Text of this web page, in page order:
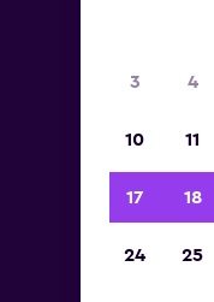
3 4
10 11
17 18
24 25